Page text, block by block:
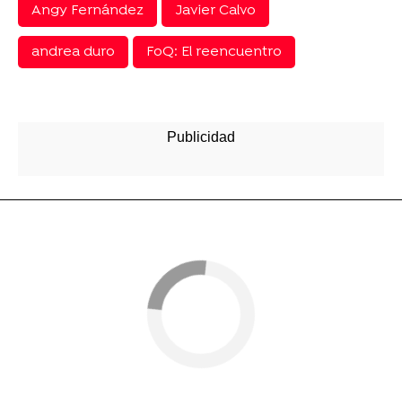
Angy Fernández
Javier Calvo
andrea duro FoQ: El reencuentro